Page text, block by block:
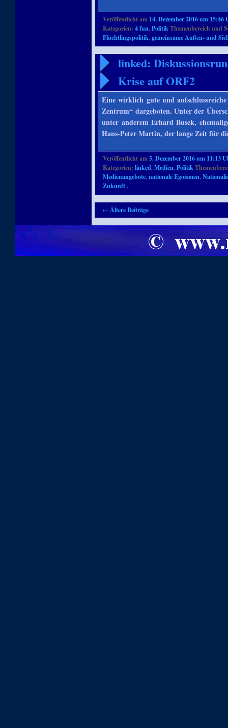
Veröffentlicht am 14. Dezember 2016 um 15:46
Kategorien:4 fun,PolitikThemenbereich und
Flüchtlingspolitik,gemeinsame Außen- und
linked:
Krise auf ORF2
Eine wirklich gute und
Zentrum“ dargeboten. Unter der
unter anderem Erhard Busek,
Hans-Peter Martin, der lange Zeit für
Veröffentlicht am5. Dezember 2016 um 11:13
Kategorien:linked,Medien,Politik
Medienangebote,nationale Egoismen,
Zukunft.
Artikelnavigation
← Ältere Beiträge